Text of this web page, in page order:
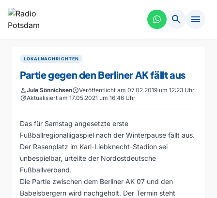
search menu
LOKALNACHRICHTEN
Partie gegen den Berliner AK fällt aus
personJule SönnichsenscheduleVeröffentlicht am 07.02.2019 um 12:23 Uhr
updateAktualisiert am 17.05.2021 um 16:46 Uhr
Das für Samstag angesetzte erste
Fußballregionalligaspiel nach der Winterpause fällt aus.
Der Rasenplatz im Karl-Liebknecht-Stadion sei
unbespielbar, urteilte der Nordostdeutsche
Fußballverband.
Die Partie zwischen dem Berliner AK 07 und den
Babelsbergern wird nachgeholt. Der Termin steht